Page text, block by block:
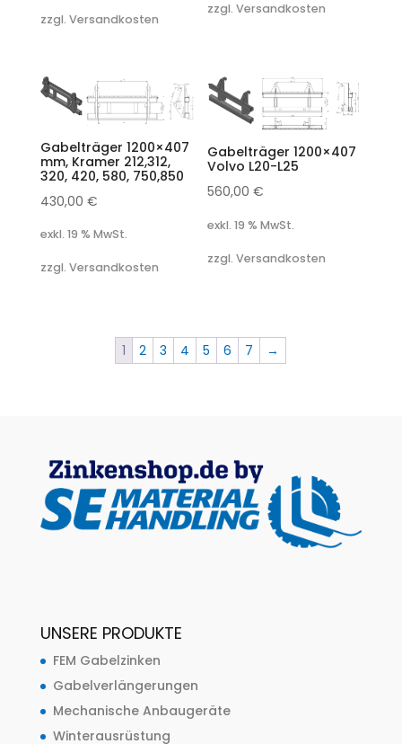
zzgl. Versandkosten
zzgl. Versandkosten
Gabelträger 1200×407
mm, Kramer 212,312,
320, 420, 580, 750,850
430,00 €
exkl. 19 % MwSt.
zzgl. Versandkosten
Gabelträger 1200×407
Volvo L20-L25
560,00€
exkl. 19 % MwSt.
zzgl. Versandkosten
1 2 3 4 5 6 7 →
UNSERE PRODUKTE
FEM Gabelzinken
Gabelverlängerungen
Mechanische Anbaugeräte
Winterausrüstung